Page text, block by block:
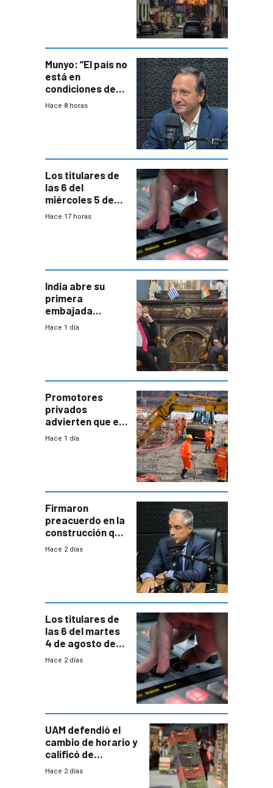
Munyo: “El país no
está en
condiciones de
enfrentar una
Hace 8 horas
Los titulares de
las 6 del
miércoles 5 de
agosto de 2026
Hace 17 horas
India abre su
primera
embajada
residente en
enorme
potencial
Hace 1 día
Promotores
privados
advierten que el
nuevo convenio
a revisar
proyectos
Hace 1 día
Firmaron
preacuerdo en la
construcción que
comprende
Hace 2 días
Los titulares de
las 6 del martes
4 de agosto de
2026
Hace 2 días
UAM defendió el
cambio de horario y
calificó de
“desproporcionado”
Hace 2 días